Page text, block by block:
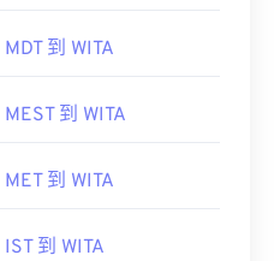
MDT 到 WITA
MEST 到 WITA
MET 到 WITA
IST 到 WITA